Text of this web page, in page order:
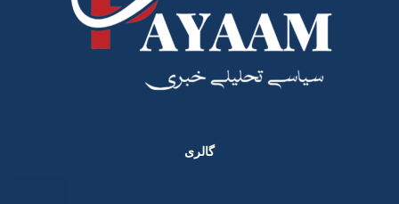
گالری